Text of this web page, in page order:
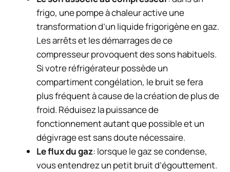
frigo, une pompe à chaleur active une
transformation d’un liquide frigorigène en gaz.
Les arrêts et les démarrages de ce
compresseur provoquent des sons habituels.
Si votre réfrigérateur possède un
compartiment congélation, le bruit se fera
plus fréquent à cause de la création de plus de
froid. Réduisez la puissance de
fonctionnement autant que possible et un
dégivrage est sans doute nécessaire.
Le flux du gaz: lorsque le gaz se condense,
vous entendrez un petit bruit d’égouttement.